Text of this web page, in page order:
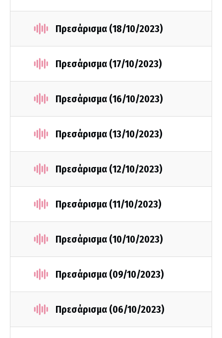
Πρεσάρισμα (18/10/2023)
Πρεσάρισμα (17/10/2023)
Πρεσάρισμα (16/10/2023)
Πρεσάρισμα (13/10/2023)
Πρεσάρισμα (12/10/2023)
Πρεσάρισμα (11/10/2023)
Πρεσάρισμα (10/10/2023)
Πρεσάρισμα (09/10/2023)
Πρεσάρισμα (06/10/2023)